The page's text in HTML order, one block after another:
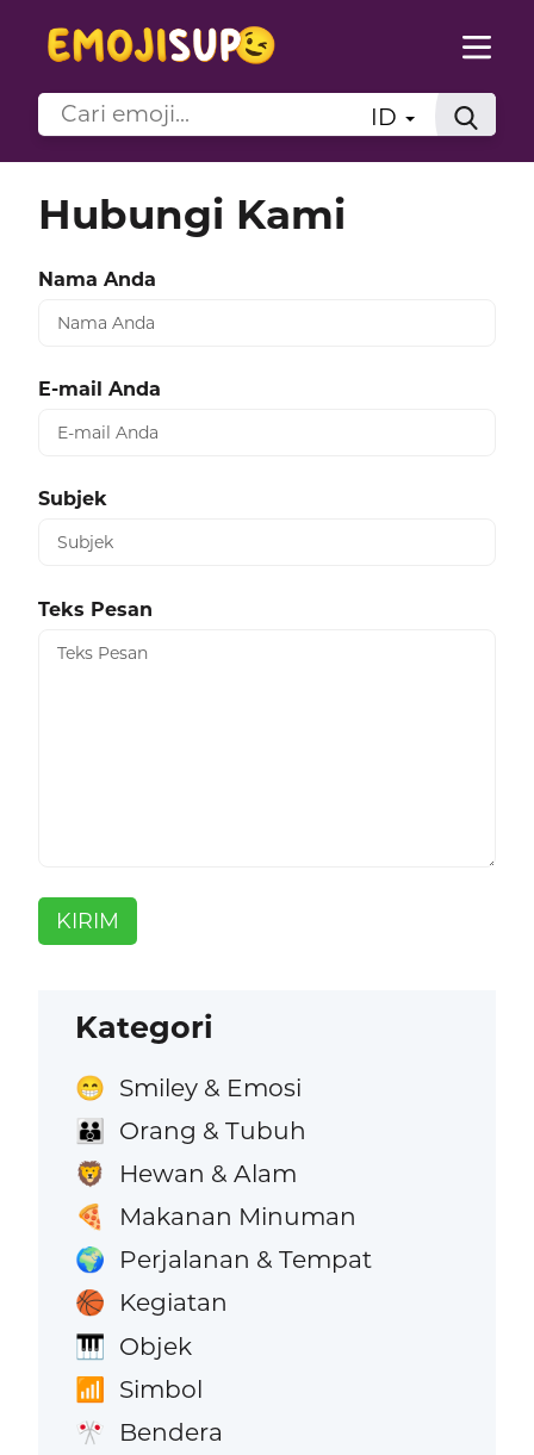
ID
Hubungi Kami
Nama Anda
E-mail Anda
Subjek
Teks Pesan
KIRIM
Kategori
😁 Smiley & Emosi
👪 Orang & Tubuh
🦁 Hewan & Alam
🍕 Makanan Minuman
🌍 Perjalanan & Tempat
🏀 Kegiatan
🎹 Objek
📶 Simbol
🎌 Bendera